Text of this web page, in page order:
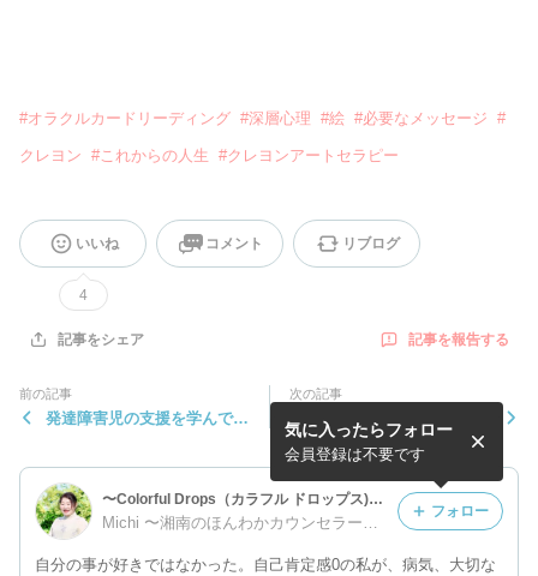
#オラクルカードリーディング #深層心理 #絵 #必要なメッセージ #
クレヨン #これからの人生 #クレヨンアートセラピー
いいね
4
コメント リブログ
記事をシェア 記事を報告する
前の記事
発達障害児の支援を学んでい
次の記事
〜Colorful Drops（カラフル ドロップス)自分の身体も心も大切に(神奈川・平塚)
自分の事が好きではなかった。自己肯定感0の私が、病気、大切な
気に入ったらフォロー
会員登録は不要です
フォロー